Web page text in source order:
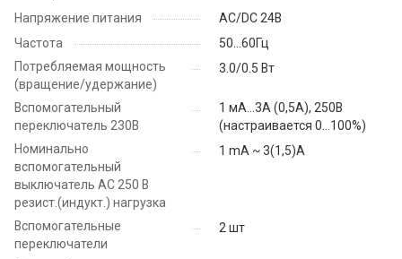
Напряжение питания
AC/DC 24B
Частота
50...60Гц
Потребляемая мощность
(вращение/удержание)
3.0/0.5 Вт
Вспомогательный
переключатель 230B
1 мА...3A (0,5А), 250В
(настраивается 0...100%)
Номинально
вспомогательный
выключатель АС 250 В
резист.(индукт.) нагрузка
1 mA ~ 3(1,5)A
Вспомогательные
переключатели
2 шт